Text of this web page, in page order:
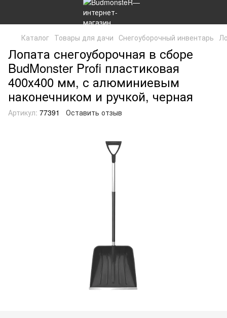
Каталог Товары для дачи Снегоуборочный инвентарь
Лопата снегоуборочная в сборе
BudMonster Profi пластиковая
400х400 мм, с алюминиевым
наконечником и ручкой, черная
Артикул: 77391 Оставить отзыв